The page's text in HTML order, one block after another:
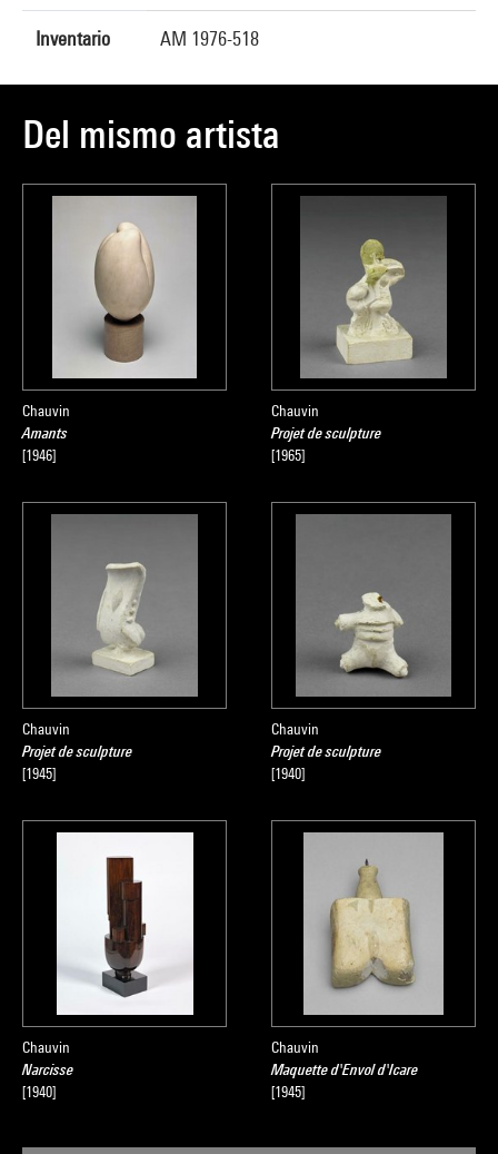
Inventario AM 1976-518
Del mismo artista
Chauvin
Amants
[1946]
Chauvin
Projet de sculpture
[1965]
Chauvin
Projet de sculpture
[1945]
Chauvin
Projet de sculpture
[1940]
Chauvin
Narcisse
[1940]
Chauvin
Maquette d'Envol d'Icare
[1945]